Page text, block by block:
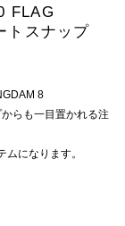
FLAG
トスナップ
8
らも一目置かれる注
になります。